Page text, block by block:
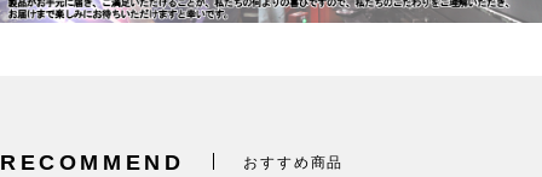
RECOMMEND おすすめ商品